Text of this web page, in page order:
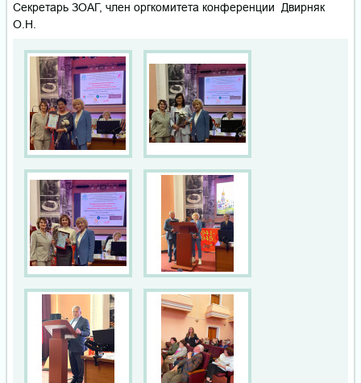
Секретарь ЗОАГ, член оргкомитета конференции Двирняк
О.Н.